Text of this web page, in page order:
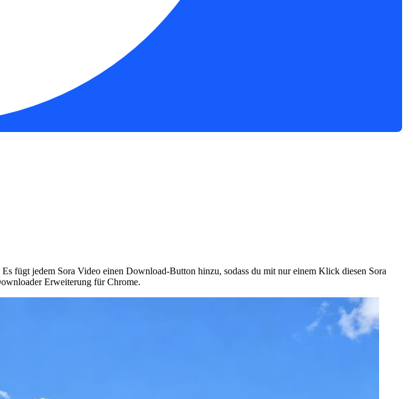
fügt jedem Sora Video einen Download-Button hinzu, sodass du mit nur einem Klick diesen Sora
Erweiterung für Chrome.